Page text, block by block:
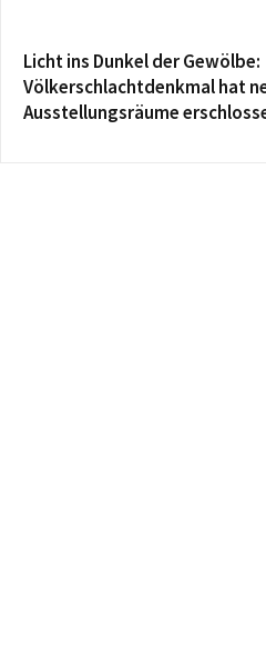
Licht ins Dunkel der Gewölbe:
Völkerschlachtdenkmal hat
Ausstellungsräume